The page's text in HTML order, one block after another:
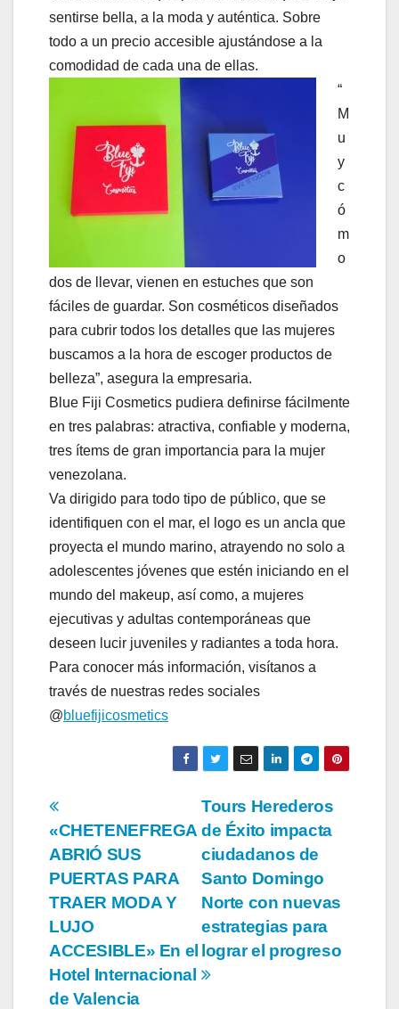
sentirse bella, a la moda y auténtica. Sobre
todo a un precio accesible ajustándose a la
comodidad de cada una de ellas.
“
M
u
y
c
ó
m
o
dos de llevar, vienen en estuches que son
fáciles de guardar. Son cosméticos diseñados
para cubrir todos los detalles que las mujeres
buscamos a la hora de escoger productos de
belleza”, asegura la empresaria.
Blue Fiji Cosmetics pudiera definirse fácilmente
en tres palabras: atractiva, confiable y moderna,
tres ítems de gran importancia para la mujer
venezolana.
Va dirigido para todo tipo de público, que se
identifiquen con el mar, el logo es un ancla que
proyecta el mundo marino, atrayendo no solo a
adolescentes jóvenes que estén iniciando en el
mundo del makeup, así como, a mujeres
ejecutivas y adultas contemporáneas que
deseen lucir juveniles y radiantes a toda hora.
Para conocer más información, visítanos a
través de nuestras redes sociales
@bluefijicosmetics
Navegación
de
entradas
Tours Herederos
de Éxito impacta
ciudadanos de
Santo Domingo
Norte con nuevas
estrategias para
lograr el progreso
«CHETENEFREGA
ABRIÓ SUS
PUERTAS PARA
TRAER MODA Y
LUJO
ACCESIBLE» En el
Hotel Internacional
de Valencia